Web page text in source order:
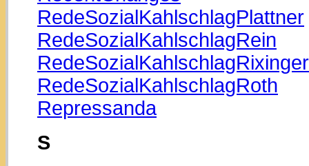
RedeSozialKahlschlagPlattner
RedeSozialKahlschlagRein
RedeSozialKahlschlagRixinger
RedeSozialKahlschlagRoth
Repressanda
S